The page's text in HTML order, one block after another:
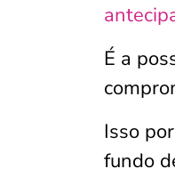
É a
Isso
fundo